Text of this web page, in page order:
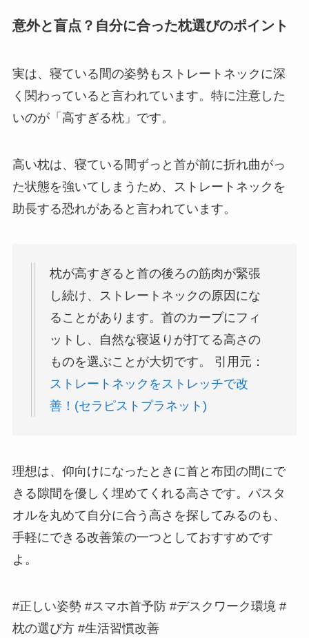
意外と盲点？自分に合った枕選びのポイント
実は、寝ている間の姿勢もストレートネックに深
く関わっていると言われています。特に注意した
いのが「高すぎる枕」です。
高い枕は、寝ている間ずっと首が前に折れ曲がっ
た状態を強いてしまうため、ストレートネックを
助長する恐れがあると言われています。
枕が高すぎると首の後ろの筋肉が緊張
し続け、ストレートネックの原因にな
ることがあります。首のカーブにフィ
ットし、自然な寝返りが打てる高さの
ものを選ぶことが大切です。 引用元：
ストレートネックをストレッチで改
善！(セラピストプラネット)
理想は、仰向けになったときに首と布団の間にで
きる隙間を優しく埋めてくれる高さです。バスタ
オルを丸めて自分に合う高さを探してみるのも、
手軽にできる改善策の一つとしておすすめです
よ。
#正しい姿勢 #スマホ首予防 #デスクワーク環境 #
枕の選び方 #生活習慣改善